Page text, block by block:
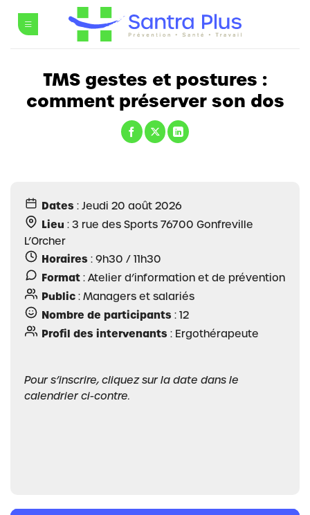
TMS gestes et postures :
comment préserver son dos
Dates : Jeudi 20 août 2026
Lieu : 3 rue des Sports 76700 Gonfreville
L’Orcher
Horaires : 9h30 / 11h30
Format : Atelier d’information et de prévention
Public : Managers et salariés
Nombre de participants : 12
Profil des intervenants : Ergothérapeute
Pour s’inscrire, cliquez sur la date dans le
calendrier ci-contre.